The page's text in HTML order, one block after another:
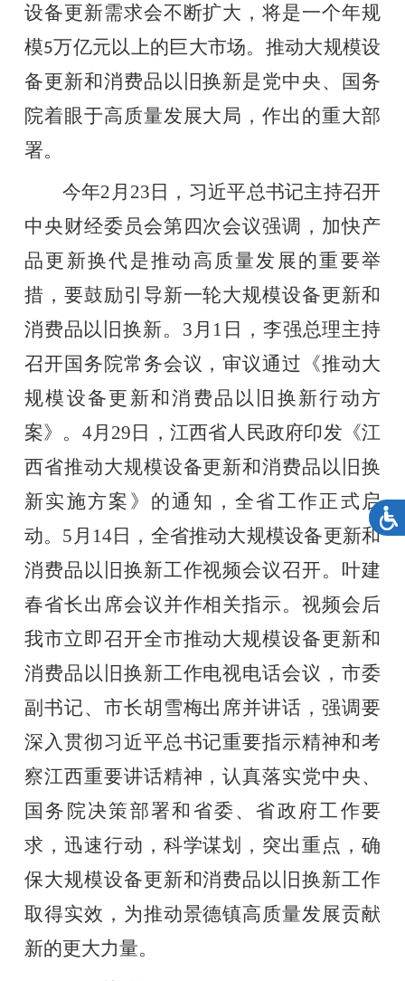
设备更新需求会不断扩大，将是一个年规
模5万亿元以上的巨大市场。推动大规模设
备更新和消费品以旧换新是党中央、国务
院着眼于高质量发展大局，作出的重大部
署。
今年2 月 23 日，习近平总书记主持召开
中央财经委员会第四次会议强调，加快产
品更新换代是推动高质量发展的重要举
措，要鼓励引导新一轮大规模设备更新和
消费品以旧换新。 3 月 1 日，李强总理主持
召开国务院常务会议，审议通过《推动大
规模设备更新和消费品以旧换新行动方
案》。 4月 29 日，江西省人民政府印发《江
西省推动大规模设备更新和消费品以旧换
新实施方案》的通知，全省工作正式启
动。 5 月 14日，全省推动大规模设备更新和
消费品以旧换新工作视频会议召开。叶建
春省长出席会议并作相关指示。视频会后
我市立即召开全市推动大规模设备更新和
消费品以旧换新工作电视电话会议，市委
副书记、市长胡雪梅出席并讲话，强调要
深入贯彻习近平总书记重要指示精神和考
察江西重要讲话精神，认真落实党中央、
国务院决策部署和省委、省政府工作要
求，迅速行动，科学谋划，突出重点，确
保大规模设备更新和消费品以旧换新工作
取得实效，为推动景德镇高质量发展贡献
新的更大力量。